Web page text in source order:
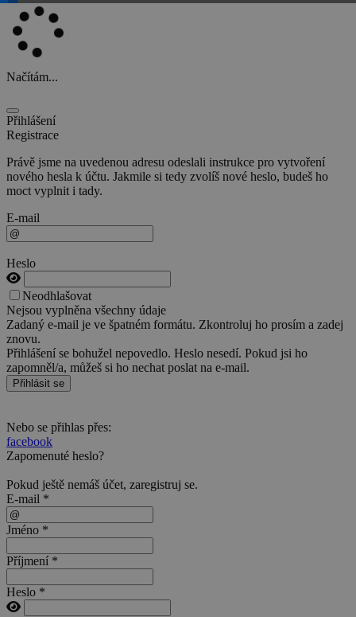
Načítám...
Přihlášení
Registrace
Právě jsme na uvedenou adresu odeslali instrukce pro vytvoření
nového hesla k účtu. Jakmile si tedy zvolíš nové heslo, budeš ho
moct vyplnit i tady.
E-mail
Heslo
Neodhlašovat
Nejsou vyplněna všechny údaje
Zadaný e-mail je ve špatném formátu. Zkontroluj ho prosím a zadej
znovu.
Přihlášení se bohužel nepovedlo. Heslo nesedí. Pokud jsi ho
zapomněl/a, můžeš si ho nechat poslat na e-mail.
Přihlásit se
Nebo se přihlas přes:
facebook
Zapomenuté heslo?
Pokud ještě nemáš účet, zaregistruj se.
E-mail *
Jméno *
Příjmení *
Heslo *